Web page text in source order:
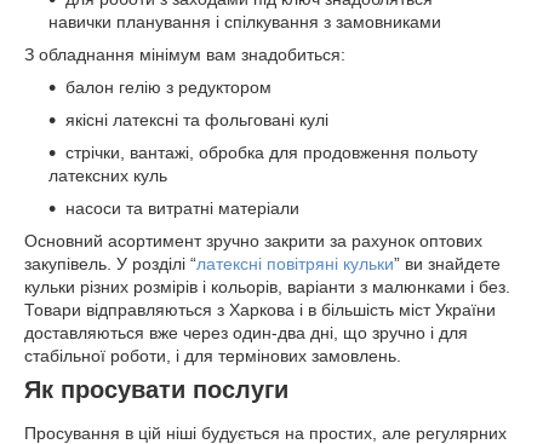
навички планування і спілкування з замовниками
З обладнання мінімум вам знадобиться:
балон гелію з редуктором
якісні латексні та фольговані кулі
стрічки, вантажі, обробка для продовження польоту
латексних куль
насоси та витратні матеріали
Основний асортимент зручно закрити за рахунок оптових
закупівель. У розділі “латексні повітряні кульки” ви знайдете
кульки різних розмірів і кольорів, варіанти з малюнками і без.
Товари відправляються з Харкова і в більшість міст України
доставляються вже через один-два дні, що зручно і для
стабільної роботи, і для термінових замовлень.
Як просувати послуги
Просування в цій ніші будується на простих, але регулярних